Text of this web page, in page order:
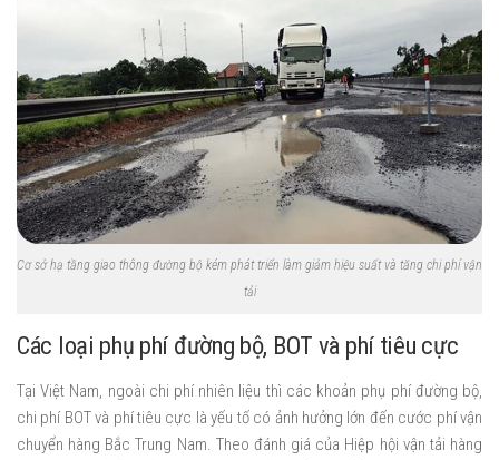
Cơ sở hạ tầng giao thông đường bộ kém phát triển làm giảm hiệu suất và tăng chi phí vận
tải
Các loại phụ phí đường bộ, BOT và phí tiêu cực
Tại Việt Nam, ngoài chi phí nhiên liệu thì các khoản phụ phí đường bộ,
chi phí BOT và phí tiêu cực là yếu tố có ảnh hưởng lớn đến cước phí vận
chuyển hàng Bắc Trung Nam. Theo đánh giá của Hiệp hội vận tải hàng